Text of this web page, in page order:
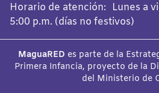
Horario de atención: Lunes a
5:00 p.m. (días no festivos)
MaguaRED es parte de la
Primera Infancia, proyecto de la
del Ministerio de